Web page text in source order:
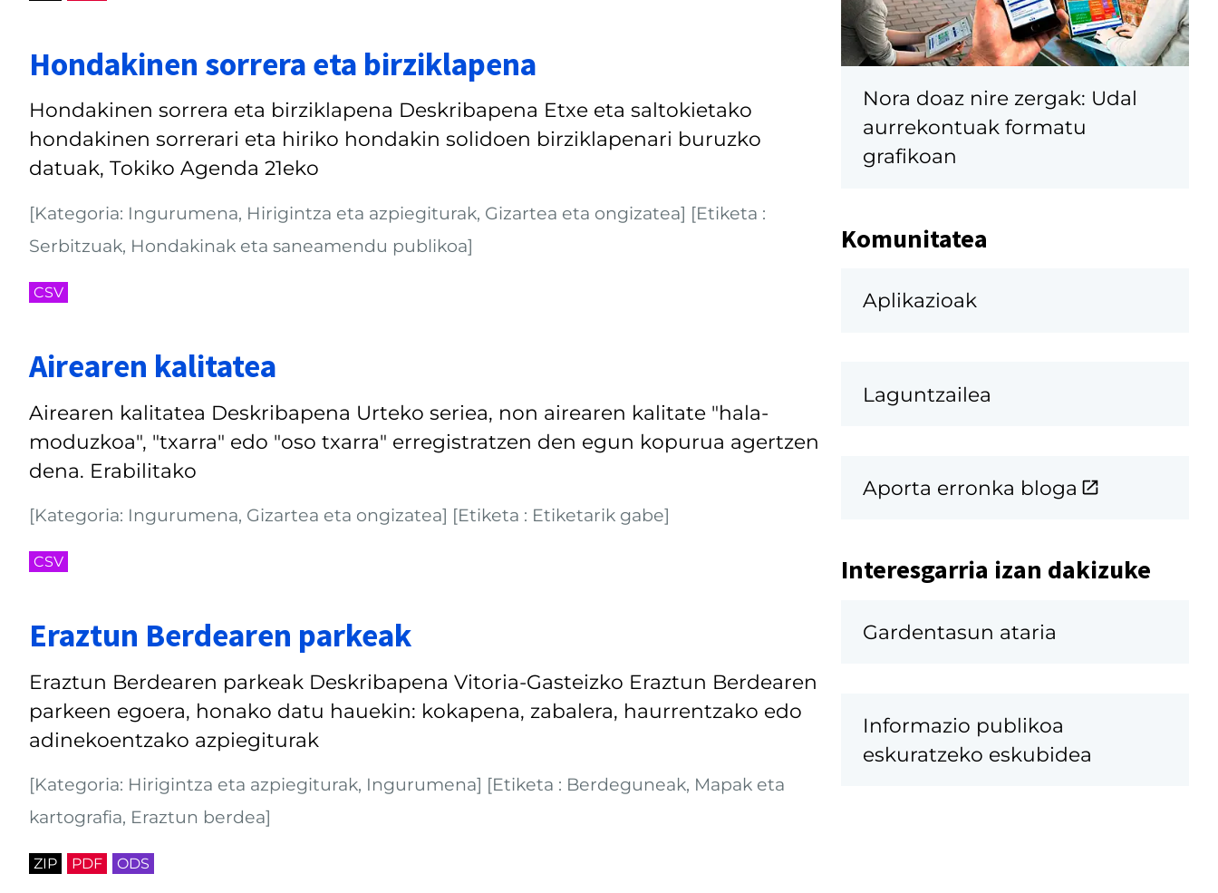
Hondakinen sorrera eta birziklapena
Hondakinen sorrera eta birziklapena Deskribapena Etxe eta saltokietako
hondakinen sorrerari eta hiriko hondakin solidoen birziklapenari buruzko
datuak, Tokiko Agenda 21eko
[Kategoria: Ingurumena, Hirigintza eta azpiegiturak, Gizartea eta ongizatea] [Etiketa :
Serbitzuak, Hondakinak eta saneamendu publikoa]
CSV
Airearen kalitatea
Airearen kalitatea Deskribapena Urteko seriea, non airearen kalitate "hala-
moduzkoa", "txarra" edo "oso txarra" erregistratzen den egun kopurua agertzen
dena. Erabilitako
[Kategoria: Ingurumena, Gizartea eta ongizatea] [Etiketa : Etiketarik gabe]
CSV
Eraztun Berdearen parkeak
Eraztun Berdearen parkeak Deskribapena Vitoria-Gasteizko Eraztun Berdearen
parkeen egoera, honako datu hauekin: kokapena, zabalera, haurrentzako edo
adinekoentzako azpiegiturak
[Kategoria: Hirigintza eta azpiegiturak, Ingurumena] [Etiketa : Berdeguneak, Mapak eta
kartografia, Eraztun berdea]
ZIP PDF ODS
Nora doaz nire zergak: Udal
aurrekontuak formatu
grafikoan
Komunitatea
Aplikazioak
Laguntzailea
Aporta erronka bloga
Interesgarria izan dakizuke
Gardentasun ataria
Informazio publikoa
eskuratzeko eskubidea